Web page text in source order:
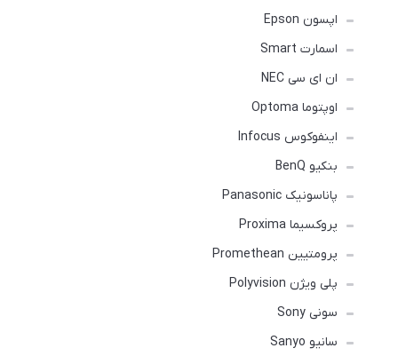
اپسون Epson
اسمارت Smart
ان ای سی NEC
اوپتوما Optoma
اینفوکوس Infocus
بنکیو BenQ
پاناسونیک Panasonic
پروکسیما Proxima
پرومتیین Promethean
پلی ویژن Polyvision
سونی Sony
سانیو Sanyo